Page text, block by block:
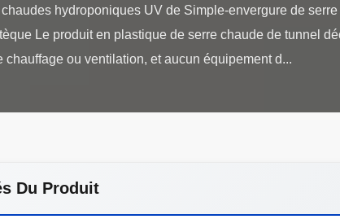
hydroponiques UV de Simple-envergure de
Le produit en plastique de serre chaude de tunnel
Du Produit